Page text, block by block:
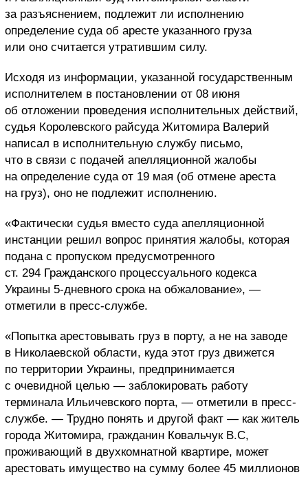
за разъяснением, подлежит ли исполнению
определение суда об аресте указанного груза
или оно считается утратившим силу.
Исходя из информации, указанной государственным
исполнителем в постановлении от 08 июня
об отложении проведения исполнительных действий,
судья Королевского райсуда Житомира Валерий
написал в исполнительную службу письмо,
что в связи с подачей апелляционной жалобы
на определение суда от 19 мая (об отмене ареста
на груз), оно не подлежит исполнению.
«Фактически судья вместо суда апелляционной
инстанции решил вопрос принятия жалобы, которая
подана с пропуском предусмотренного
ст. 294 Гражданского процессуального кодекса
Украины 5-дневного срока на обжалование», —
отметили в пресс-службе.
«Попытка арестовывать груз в порту, а не на заводе
в Николаевской области, куда этот груз движется
по территории Украины, предпринимается
с очевидной целью — заблокировать работу
терминала Ильичевского порта, — отметили в пресс-
службе. — Трудно понять и другой факт — как житель
города Житомира, гражданин Ковальчук В.С,
проживающий в двухкомнатной квартире, может
арестовать имущество на сумму более 45 миллионов